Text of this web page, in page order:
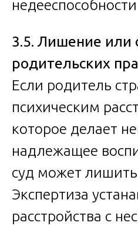
3.5. Лишение или
родительских
Если родитель
психическим
которое делает
надлежащее
суд может лишить
Экспертиза
расстройства с